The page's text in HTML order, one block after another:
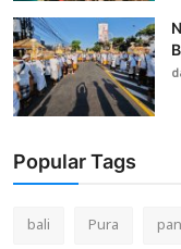
Popular Tags
bali Pura